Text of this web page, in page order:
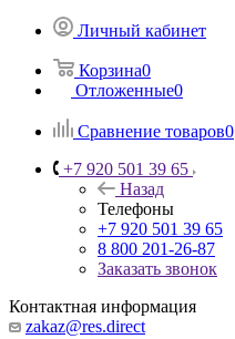
Личный кабинет
Корзина0
Отложенные0
Сравнение товаров0
+7 920 501 39 65
Назад
Телефоны
+7 920 501 39 65
8 800 201-26-87
Заказать звонок
Контактная информация
zakaz@res.direct